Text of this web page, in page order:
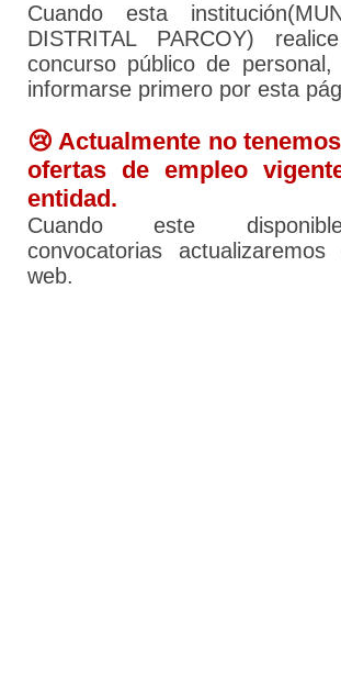
Cuando esta
DISTRITAL PARCOY)
concurso público de
informarse primero por esta
😢 Actualmente no
ofertas de empleo
entidad.
Cuando este
convocatorias
web.